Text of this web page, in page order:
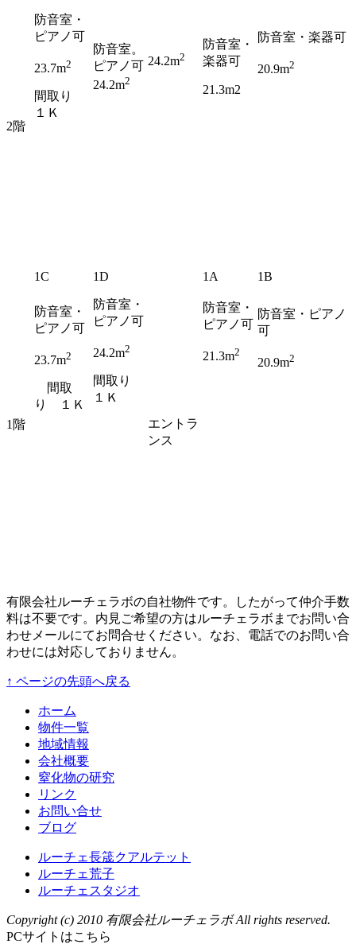
2階
防音室・
ピアノ可
23.7m2
間取り
１Ｋ
防音室。
ピアノ可
24.2m2
24.2m2
防音室・
楽器可
21.3m2
防音室・楽器可
20.9m2
1階
1C 1D 1A 1B
防音室・
ピアノ可
23.7m2
間取
り １Ｋ
防音室・
ピアノ可
24.2m2
間取り
１Ｋ
エントラ
ンス
防音室・
ピアノ可
21.3m2
防音室・ピアノ
可
20.9m2
有限会社ルーチェラボの自社物件です。したがって仲介手数
料は不要です。内見ご希望の方はルーチェラボまでお問い合
わせメールにてお問合せください。なお、電話でのお問い合
わせには対応しておりません。
↑ ページの先頭へ戻る
ホーム
物件一覧
地域情報
会社概要
窒化物の研究
リンク
お問い合せ
ブログ
ルーチェ長筬クアルテット
ルーチェ荒子
ルーチェスタジオ
Copyright (c) 2010 有限会社ルーチェラボ All rights reserved.
PCサイトはこちら